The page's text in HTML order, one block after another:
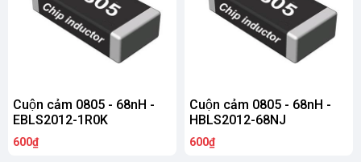
Cuộn cảm 0805 - 68nH -
EBLS2012-1R0K
600₫
Cuộn cảm 0805 - 68nH -
HBLS2012-68NJ
600₫